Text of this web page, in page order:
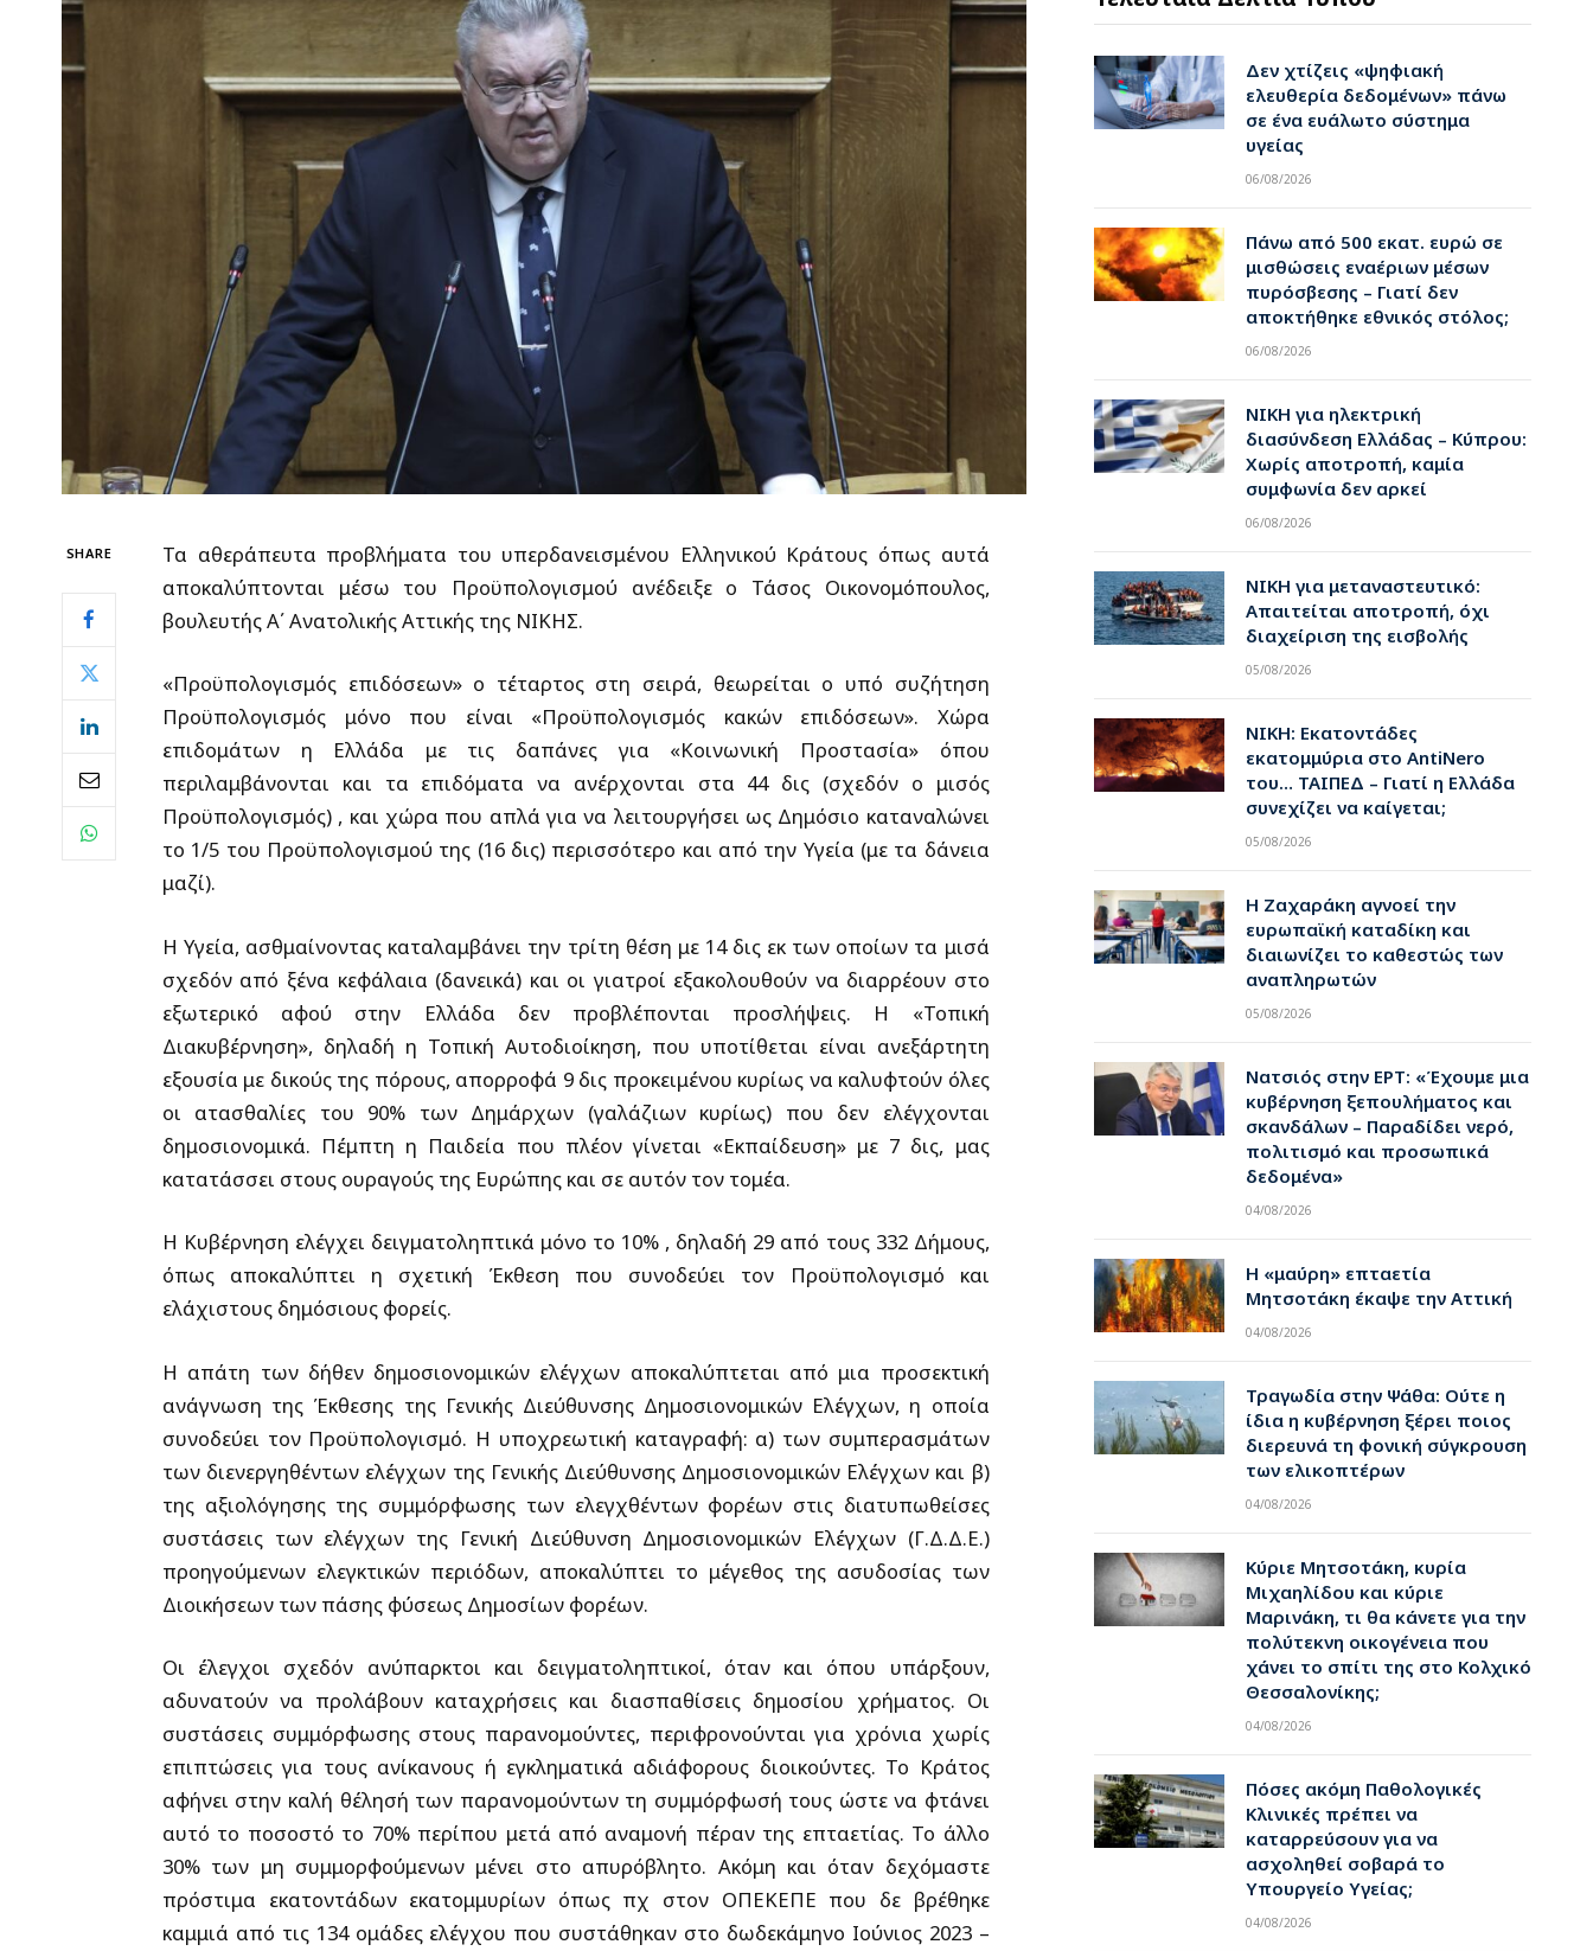
SHARE
Τα αθεράπευτα προβλήματα του υπερδανεισμένου Ελληνικού Κράτους όπως αυτά
αποκαλύπτονται μέσω του Προϋπολογισμού ανέδειξε ο Τάσος Οικονομόπουλος,
βουλευτής Α΄ Ανατολικής Αττικής της ΝΙΚΗΣ.
«Προϋπολογισμός επιδόσεων» ο τέταρτος στη σειρά, θεωρείται ο υπό συζήτηση
Προϋπολογισμός μόνο που είναι «Προϋπολογισμός κακών επιδόσεων». Χώρα
επιδομάτων η Ελλάδα με τις δαπάνες για «Κοινωνική Προστασία» όπου
περιλαμβάνονται και τα επιδόματα να ανέρχονται στα 44 δις (σχεδόν ο μισός
Προϋπολογισμός) , και χώρα που απλά για να λειτουργήσει ως Δημόσιο καταναλώνει
το 1/5 του Προϋπολογισμού της (16 δις) περισσότερο και από την Υγεία (με τα δάνεια
μαζί).
Η Υγεία, ασθμαίνοντας καταλαμβάνει την τρίτη θέση με 14 δις εκ των οποίων τα μισά
σχεδόν από ξένα κεφάλαια (δανεικά) και οι γιατροί εξακολουθούν να διαρρέουν στο
εξωτερικό αφού στην Ελλάδα δεν προβλέπονται προσλήψεις. Η «Τοπική
Διακυβέρνηση», δηλαδή η Τοπική Αυτοδιοίκηση, που υποτίθεται είναι ανεξάρτητη
εξουσία με δικούς της πόρους, απορροφά 9 δις προκειμένου κυρίως να καλυφτούν όλες
οι ατασθαλίες του 90% των Δημάρχων (γαλάζιων κυρίως) που δεν ελέγχονται
δημοσιονομικά. Πέμπτη η Παιδεία που πλέον γίνεται «Εκπαίδευση» με 7 δις, μας
κατατάσσει στους ουραγούς της Ευρώπης και σε αυτόν τον τομέα.
Η Κυβέρνηση ελέγχει δειγματοληπτικά μόνο το 10% , δηλαδή 29 από τους 332 Δήμους,
όπως αποκαλύπτει η σχετική Έκθεση που συνοδεύει τον Προϋπολογισμό και
ελάχιστους δημόσιους φορείς.
Η απάτη των δήθεν δημοσιονομικών ελέγχων αποκαλύπτεται από μια προσεκτική
ανάγνωση της Έκθεσης της Γενικής Διεύθυνσης Δημοσιονομικών Ελέγχων, η οποία
συνοδεύει τον Προϋπολογισμό. Η υποχρεωτική καταγραφή: α) των συμπερασμάτων
των διενεργηθέντων ελέγχων της Γενικής Διεύθυνσης Δημοσιονομικών Ελέγχων και β)
της αξιολόγησης της συμμόρφωσης των ελεγχθέντων φορέων στις διατυπωθείσες
συστάσεις των ελέγχων της Γενική Διεύθυνση Δημοσιονομικών Ελέγχων (Γ.Δ.Δ.Ε.)
προηγούμενων ελεγκτικών περιόδων, αποκαλύπτει το μέγεθος της ασυδοσίας των
Διοικήσεων των πάσης φύσεως Δημοσίων φορέων.
Οι έλεγχοι σχεδόν ανύπαρκτοι και δειγματοληπτικοί, όταν και όπου υπάρξουν,
αδυνατούν να προλάβουν καταχρήσεις και διασπαθίσεις δημοσίου χρήματος. Οι
συστάσεις συμμόρφωσης στους παρανομούντες, περιφρονούνται για χρόνια χωρίς
επιπτώσεις για τους ανίκανους ή εγκληματικά αδιάφορους διοικούντες. Το Κράτος
αφήνει στην καλή θέλησή των παρανομούντων τη συμμόρφωσή τους ώστε να φτάνει
αυτό το ποσοστό το 70% περίπου μετά από αναμονή πέραν της επταετίας. Το άλλο
30% των μη συμμορφούμενων μένει στο απυρόβλητο. Ακόμη και όταν δεχόμαστε
πρόστιμα εκατοντάδων εκατομμυρίων όπως πχ στον ΟΠΕΚΕΠΕ που δε βρέθηκε
καμμιά από τις 134 ομάδες ελέγχου που συστάθηκαν στο δωδεκάμηνο Ιούνιος 2023 –
Δεν χτίζεις «ψηφιακή
ελευθερία δεδομένων» πάνω
σε ένα ευάλωτο σύστημα
υγείας
06/08/2026
Πάνω από 500 εκατ. ευρώ σε
μισθώσεις εναέριων μέσων
πυρόσβεσης – Γιατί δεν
αποκτήθηκε εθνικός στόλος;
06/08/2026
ΝΙΚΗ για ηλεκτρική
διασύνδεση Ελλάδας – Κύπρου:
Χωρίς αποτροπή, καμία
συμφωνία δεν αρκεί
06/08/2026
ΝΙΚΗ για μεταναστευτικό:
Απαιτείται αποτροπή, όχι
διαχείριση της εισβολής
05/08/2026
ΝΙΚΗ: Εκατοντάδες
εκατομμύρια στο AntiNero
του… ΤΑΙΠΕΔ – Γιατί η Ελλάδα
συνεχίζει να καίγεται;
05/08/2026
Η Ζαχαράκη αγνοεί την
ευρωπαϊκή καταδίκη και
διαιωνίζει το καθεστώς των
αναπληρωτών
05/08/2026
Νατσιός στην ΕΡΤ: «Έχουμε μια
κυβέρνηση ξεπουλήματος και
σκανδάλων – Παραδίδει νερό,
πολιτισμό και προσωπικά
δεδομένα»
04/08/2026
Η «μαύρη» επταετία
Μητσοτάκη έκαψε την Αττική
04/08/2026
Τραγωδία στην Ψάθα: Ούτε η
ίδια η κυβέρνηση ξέρει ποιος
διερευνά τη φονική σύγκρουση
των ελικοπτέρων
04/08/2026
Κύριε Μητσοτάκη, κυρία
Μιχαηλίδου και κύριε
Μαρινάκη, τι θα κάνετε για την
πολύτεκνη οικογένεια που
χάνει το σπίτι της στο Κολχικό
Θεσσαλονίκης;
04/08/2026
Πόσες ακόμη Παθολογικές
Κλινικές πρέπει να
καταρρεύσουν για να
ασχοληθεί σοβαρά το
Υπουργείο Υγείας;
04/08/2026